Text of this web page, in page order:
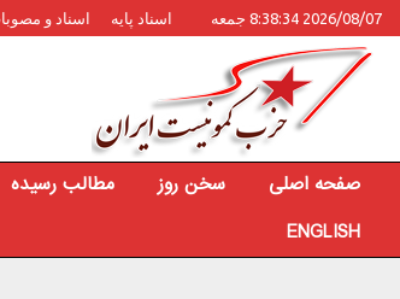
2026/08/07 8:38:34 جمعه اسناد پایه اسناد و
صفحه اصلی سخن روز مطالب رسیده
ENGLISH